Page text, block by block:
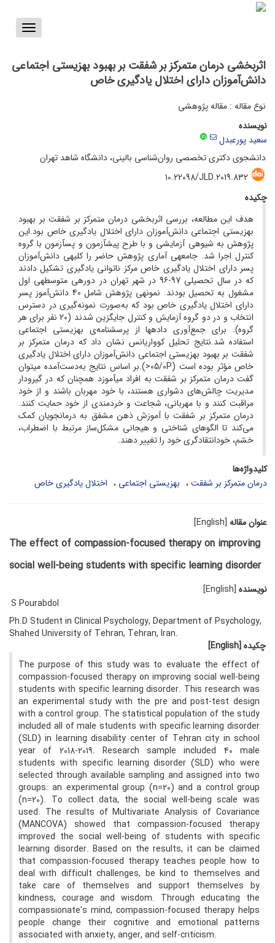
Toggle
اثربخشی درمان متمرکز بر شفقت بر بهبود بهزیستی اجتماعی
دانش‌آموزان دارای اختلال یادگیری خاص
نوع مقاله : مقاله پژوهشی
نویسنده
سعید پورعبدل
دانشجوی دکتری تخصصی روان‌شناسی بالینی، دانشگاه شاهد تهران
10.22098/JLD.2019.832
چکیده
هدف این مطالعه، بررسی اثربخشی درمان متمرکز بر شفقت بر بهبود
بهزیستی اجتماعی دانش‌آموزان دارای اختلال یادگیری خاص بود.این
پژوهش به شیوه­ی آزمایشی و با طرح پیش­آزمون و پس­آزمون با گروه
کنترل اجرا شد. جامعه­ی آماری پژوهش حاضر را کلیه­ی دانش‌آموزان
پسر دارای اختلال یادگیری خاص مرکز ناتوانی یادگیری تشکیل دادند
که در سال تحصیلی 97-96 در شهر تهران در دوره­ی متوسطه­ی اول
مشغول به تحصیل بودند. نمونه­ی پژوهش شامل 40 دانش‌آموز پسر
دارای اختلال یادگیری خاص بود که به‌صورت نمونه‌گیری در دسترس
انتخاب و در دو گروه آزمایش و کنترل جایگزین شدند (20 نفر برای هر
گروه). برای جمع‌آوری داده­ها از پرسشنامه‌­ی بهزیستی اجتماعی
استفاده شد.نتایج تحلیل کوواریانس نشان داد که درمان متمرکز بر
شفقت بر بهبود بهزیستی اجتماعی دانش‌آموزان دارای اختلال یادگیری
خاص مؤثر بوده است (05/0P<).بر اساس نتایج به‌دست‌آمده می­توان
گفت درمان متمرکز بر شفقت به افراد می­آموزد همچنان که در گیرودار
مدیریت چالش‌های دشواری هستند، با خود مهربان باشند و از خود
مراقبت کنند و با مهربانی، شجاعت و خردمندی از خود حمایت کنند.
درمان متمرکز بر شفقت با آموزش ذهن مشفق به درمانجویان کمک
می‌کند تا الگوهای شناختی و هیجانی مشکل‌ساز مرتبط با اضطراب،
خشم، خودانتقادگری خود را تغییر دهند.
کلیدواژه‌ها
درمان متمرکز بر شفقت
بهزیستی اجتماعی اختلال یادگیری خاص
عنوان مقاله [English]
The effect of compassion-focused therapy on improving
social well-being students with specific learning disorder
نویسنده [English]
S Pourabdol
Ph.D Student in Clinical Psychology, Department of Psychology,
Shahed University of Tehran, Tehran, Iran.
چکیده [English]
The purpose of this study was to evaluate the effect of
compassion-focused therapy on improving social well-being
students with specific learning disorder. This research was
an experimental study with the pre and post-test design
with a control group. The statistical population of the study
included all of male students with specific learning disorder
(SLD) in learning disability center of Tehran city in school
year of 2018-2019. Research sample included 40 male
students with specific learning disorder (SLD) who were
selected through available sampling and assigned into two
groups: an experimental group (n=20) and a control group
(n=20). To collect data, the social well-being scale was
used. The results of Multivariate Analysis of Covariance
(MANCOVA) showed that compassion-focused therapy
improved the social well-being of students with specific
learning disorder. Based on the results, it can be claimed
that compassion-focused therapy teaches people how to
deal with difficult challenges, be kind to themselves and
take care of themselves and support themselves by
kindness, courage and wisdom. Through educating the
compassionate's mind, compassion-focused therapy helps
people change their cognitive and emotional patterns
associated with anxiety, anger, and self-criticism.